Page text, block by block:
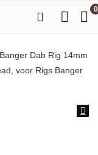
0
Banger Dab Rig 14mm
voor Rigs Banger